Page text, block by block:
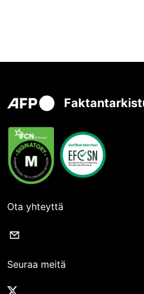
Ota yhteyttä
Seuraa meitä